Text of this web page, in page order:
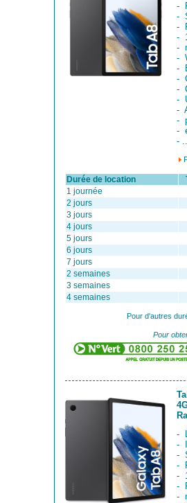
-
-
-
-
-
-
-
-
-
-
-
-
-
-
Durée de location
1 journée
2 jours
3 jours
4 jours
5 jours
6 jours
7 jours
2 semaines
3 semaines
4 semaines
Pour d'autres
Pour
-
-
-
-
-
-
-